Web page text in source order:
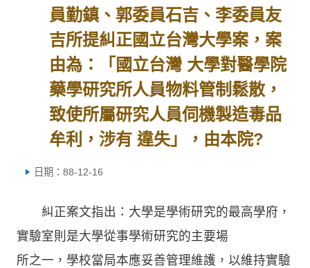
員勤鎮、郭委員石吉、李委員友
吉所提糾正國立台灣大學案，案
由為：「國立台灣 大學對醫學院
藥學研究所人員物料管制鬆散，
致使所屬研究人員伺機製造毒品
牟利，涉有 違失」，由本院?
日期：88-12-16
糾正案文指出：大學是學術研究的最高學府，
實驗室則是大學從事學術研究的主要場
所之一，學校當局本應妥善管理維護，以維持實驗